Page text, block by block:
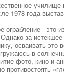
1978 года
- это
за
осваивать
в
фото, кино и